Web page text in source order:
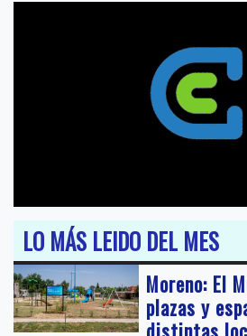
LO MÁS LEIDO DEL MES
Moreno: El
plazas y